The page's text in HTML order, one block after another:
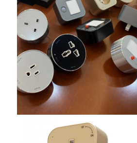
Verzögerter Stromanschluss
Vergrößerte Steckdose
Steckdosen für Turmstecker
Konferenztisch-Socketbox
Hydraulische Steckdose
Steckdosen
Schreibtischsteckdose